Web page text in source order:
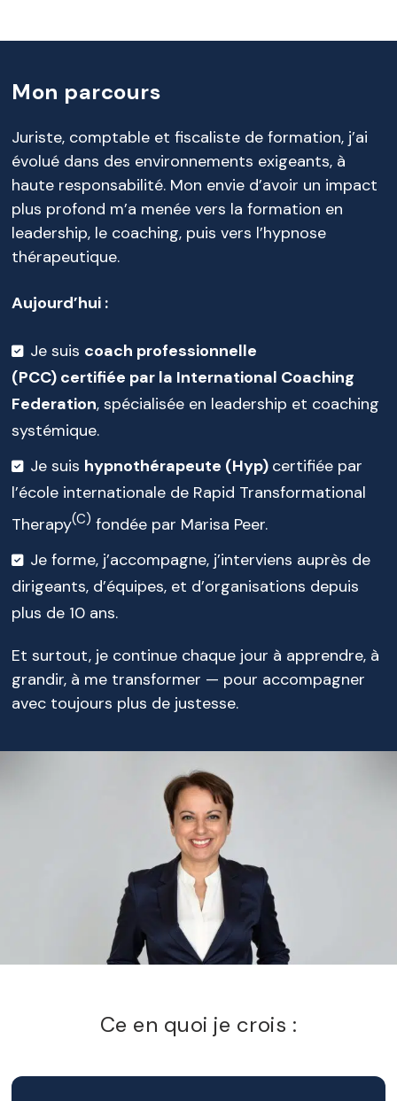
Mon parcours
Juriste, comptable et fiscaliste de formation, j’ai
évolué dans des environnements exigeants, à
haute responsabilité. Mon envie d’avoir un impact
plus profond m’a menée vers la formation en
leadership, le coaching, puis vers l’hypnose
thérapeutique.
Aujourd’hui :
Je suis coach professionnelle
(PCC) certifiée par la International Coaching
Federation, spécialisée en leadership et coaching
systémique.
Je suis hypnothérapeute (Hyp) certifiée par
l’école internationale de Rapid Transformational
Therapy(C) fondée par Marisa Peer.
Je forme, j’accompagne, j’interviens auprès de
dirigeants, d’équipes, et d’organisations depuis
plus de 10 ans.
Et surtout, je continue chaque jour à apprendre, à
grandir, à me transformer — pour accompagner
avec toujours plus de justesse.
Ce en quoi je crois :